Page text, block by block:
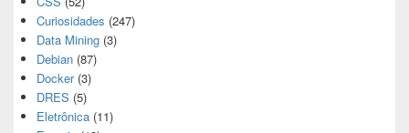
Curiosidades (247)
Data Mining (3)
Debian (87)
Docker(3)
DRES (5)
Eletrônica (11)